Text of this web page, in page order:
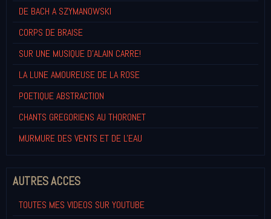
DE BACH A SZYMANOWSKI
CORPS DE BRAISE
SUR UNE MUSIQUE D'ALAIN CARRE!
LA LUNE AMOUREUSE DE LA ROSE
POETIQUE ABSTRACTION
CHANTS GREGORIENS AU THORONET
MURMURE DES VENTS ET DE L'EAU
AUTRES ACCES
TOUTES MES VIDEOS SUR YOUTUBE